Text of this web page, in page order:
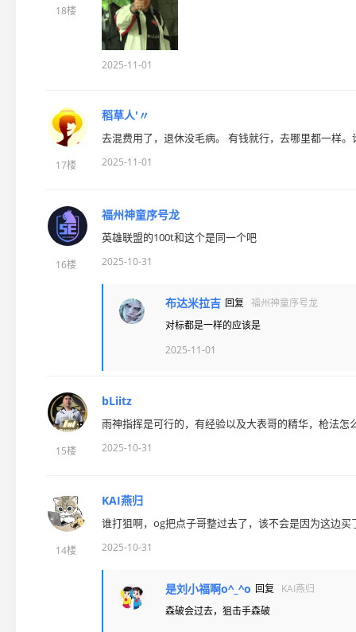
18楼
2025-11-01
17楼
稻草人′〃
去混费用了，退休没毛病。 有钱就行，去哪里都一样
2025-11-01
16楼
福州神童序号龙
英雄联盟的100t和这个是同一个吧
2025-10-31
布达米拉吉 回复 福州神童序号龙
对标都是一样的应该是
2025-11-01
15楼
bLiitz
雨神指挥是可行的，有经验以及大表哥的精华，枪法
2025-10-31
14楼
KAI燕归
谁打狙啊，og把点子哥整过去了，该不会是因为这边
2025-10-31
是刘小福啊o^_^o 回复
KAI燕归
森破会过去，狙击手森破